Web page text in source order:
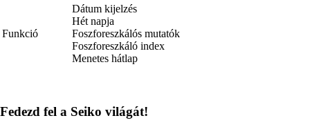
Funkció
Dátum kijelzés
Hét napja
Foszforeszkálós mutatók
Foszforeszkáló index
Menetes hátlap
Fedezd fel a Seiko világát!